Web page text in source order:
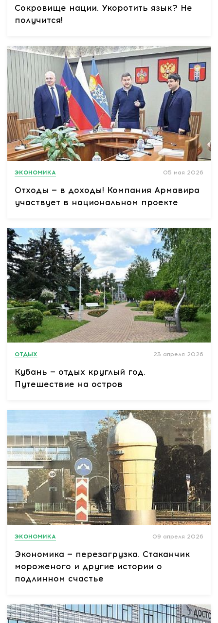
Сокровище нации. Укоротить язык? Не
получится!
ЭКОНОМИКА 05 мая 2026
Отходы — в доходы! Компания Армавира
участвует в национальном проекте
ОТДЫХ 23 апреля 2026
Кубань — отдых круглый год.
Путешествие на остров
ЭКОНОМИКА 09 апреля 2026
Экономика — перезагрузка. Стаканчик
мороженого и другие истории о
подлинном счастье